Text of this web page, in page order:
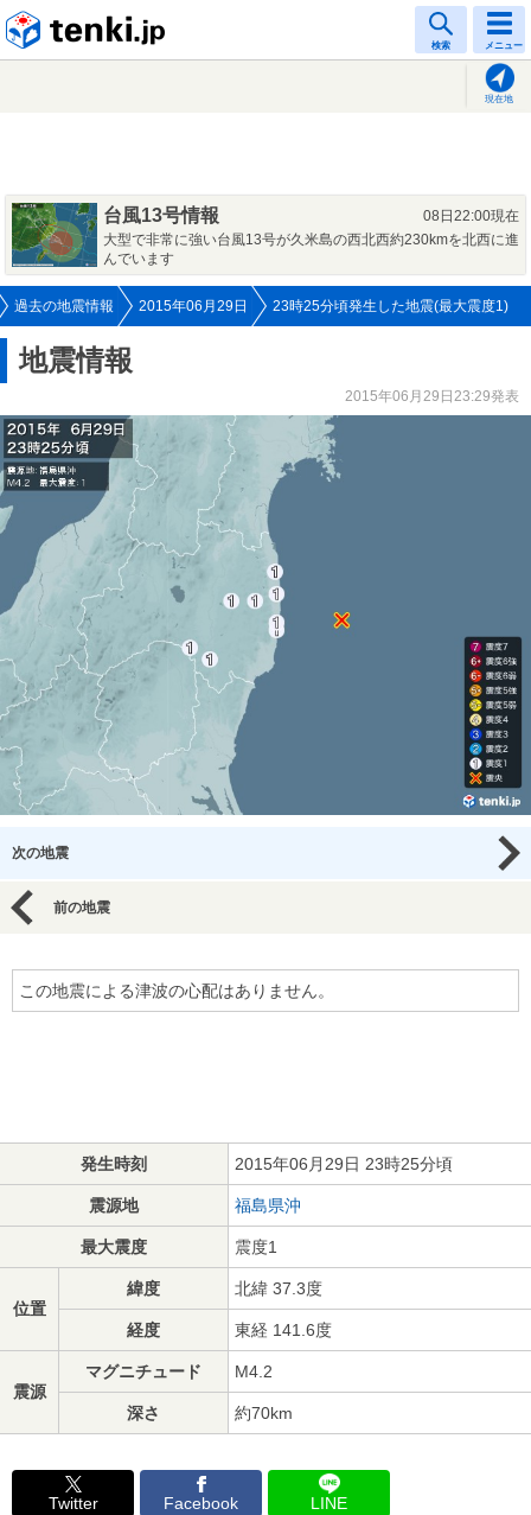
検索 メニュー
現在地
台風13号情報
08日22:00現在
大型で非常に強い台風13号が久米島の西北西約230kmを北西に進
んでいます
過去の地震情報 2015年06月29日 23時25分頃発生した地震(最大震度1)
地震情報
2015年06月29日23:29発表
次の地震
前の地震
この地震による津波の心配はありません。
発生時刻 2015年06月29日 23時25分頃
震源地 福島県沖
最大震度 震度1
位置
緯度 北緯 37.3度
経度 東経 141.6度
震源
マグニチュード M4.2
深さ 約70km
Twitter Facebook LINE